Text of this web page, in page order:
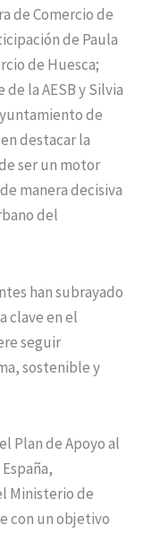
de Comercio de
de Paula
de Huesca;
la AESB y Silvia
de
destacar la
ser un motor
manera decisiva
del
han subrayado
clave en el
seguir
sostenible y
Plan de Apoyo al
Ministerio de
con un objetivo